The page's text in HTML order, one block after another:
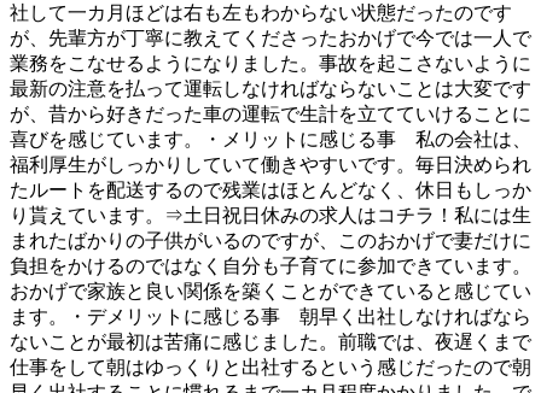
社して一カ月ほどは右も左もわからない状態だったのです
が、先輩方が丁寧に教えてくださったおかげで今では一人で
業務をこなせるようになりました。事故を起こさないように
最新の注意を払って運転しなければならないことは大変です
が、昔から好きだった車の運転で生計を立てていけることに
喜びを感じています。・メリットに感じる事 私の会社は、
福利厚生がしっかりしていて働きやすいです。毎日決められ
たルートを配送するので残業はほとんどなく、休日もしっか
り貰えています。⇒土日祝日休みの求人はコチラ！私には生
まれたばかりの子供がいるのですが、このおかげで妻だけに
負担をかけるのではなく自分も子育てに参加できています。
おかげで家族と良い関係を築くことができていると感じてい
ます。・デメリットに感じる事 朝早く出社しなければなら
ないことが最初は苦痛に感じました。前職では、夜遅くまで
仕事をして朝はゆっくりと出社するという感じだったので朝